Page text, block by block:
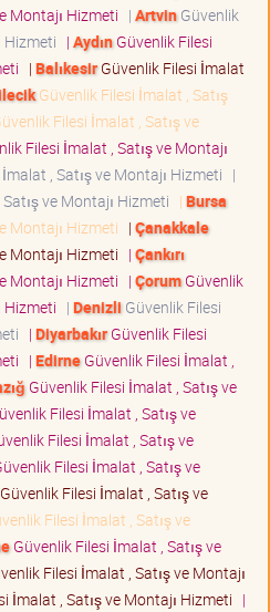
Montajı Hizmeti | ArtvinGüvenlik
Hizmeti | AydınGüvenlik Filesi
| BalıkesirGüvenlik Filesi İmalat
Güvenlik Filesi İmalat , Satış
Filesi İmalat , Satış ve
Filesi İmalat , Satış ve Montajı
, Satış ve Montajı Hizmeti |
ve Montajı Hizmeti | Bursa
Montajı Hizmeti | Çanakkale
Montajı Hizmeti | Çankırı
Montajı Hizmeti | ÇorumGüvenlik
Hizmeti | Denizli Güvenlik Filesi
| DiyarbakırGüvenlik Filesi
| EdirneGüvenlik Filesi İmalat ,
Güvenlik Filesi İmalat , Satış ve
Filesi İmalat , Satış ve
Filesi İmalat , Satış ve
Filesi İmalat , Satış ve
Filesi İmalat , Satış ve
Filesi İmalat , Satış ve
Güvenlik Filesi İmalat , Satış ve
Filesi İmalat , Satış ve Montajı
İmalat , Satış ve Montajı Hizmeti |